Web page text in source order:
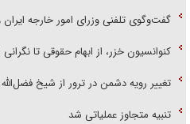
گفت‌وگوی تلفنی وزرای امور خارجه
کنوانسیون خزر، از ابهام حقوقی تا نگرانی
تغییر رویه دشمن در ترور از شیخ
تنبیه متجاوز عملیاتی شد